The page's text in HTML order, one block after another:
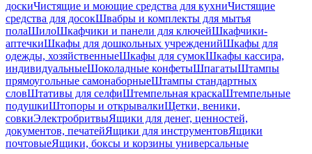
доскиЧистящие и моющие средства для кухниЧистящие
средства для досокШвабры и комплекты для мытья
полаШилоШкафчики и панели для ключейШкафчики-
аптечкиШкафы для дошкольных учрежденийШкафы для
одежды, хозяйственныеШкафы для сумокШкафы кассира,
индивидуальныеШоколадные конфетыШпагатыШтампы
прямоугольные самонаборныеШтампы стандартных
словШтативы для селфиШтемпельная краскаШтемпельные
подушкиШтопоры и открывалкиЩетки, веники,
совкиЭлектробритвыЯщики для денег, ценностей,
документов, печатейЯщики для инструментовЯщики
почтовыеЯщики, боксы и корзины универсальные